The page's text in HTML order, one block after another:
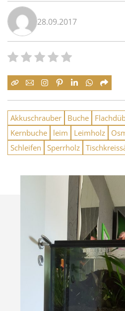
28.09.2017
Akkuschrauber Buche
Kernbuche
leim Leimholz
Schleifen
Sperrholz